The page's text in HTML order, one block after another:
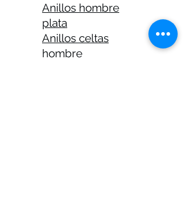
Anillos hombre
plata
Anillos celtas
hombre